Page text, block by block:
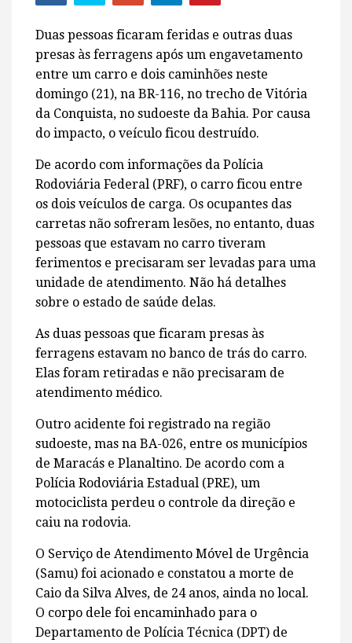
Duas pessoas ficaram feridas e outras duas
presas às ferragens após um engavetamento
entre um carro e dois caminhões neste
domingo (21), na BR-116, no trecho de Vitória
da Conquista, no sudoeste da Bahia. Por causa
do impacto, o veículo ficou destruído.
De acordo com informações da Polícia
Rodoviária Federal (PRF), o carro ficou entre
os dois veículos de carga. Os ocupantes das
carretas não sofreram lesões, no entanto, duas
pessoas que estavam no carro tiveram
ferimentos e precisaram ser levadas para uma
unidade de atendimento. Não há detalhes
sobre o estado de saúde delas.
As duas pessoas que ficaram presas às
ferragens estavam no banco de trás do carro.
Elas foram retiradas e não precisaram de
atendimento médico.
Outro acidente foi registrado na região
sudoeste, mas na BA-026, entre os municípios
de Maracás e Planaltino. De acordo com a
Polícia Rodoviária Estadual (PRE), um
motociclista perdeu o controle da direção e
caiu na rodovia.
O Serviço de Atendimento Móvel de Urgência
(Samu) foi acionado e constatou a morte de
Caio da Silva Alves, de 24 anos, ainda no local.
O corpo dele foi encaminhado para o
Departamento de Polícia Técnica (DPT) de